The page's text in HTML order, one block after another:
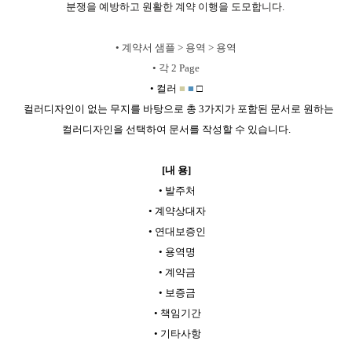
분쟁을 예방하고 원활한 계약 이행을 도모합니다.
• 계약서 샘플 > 용역 > 용역
• 각 2 Page
• 컬러 ■ ■ □
컬러디자인이 없는 무지를 바탕으로 총 3가지가 포함된 문서로 원하는
컬러디자인을 선택하여 문서를 작성할 수 있습니다.
[내 용]
• 발주처
• 계약상대자
• 연대보증인
• 용역명
• 계약금
• 보증금
• 책임기간
• 기타사항